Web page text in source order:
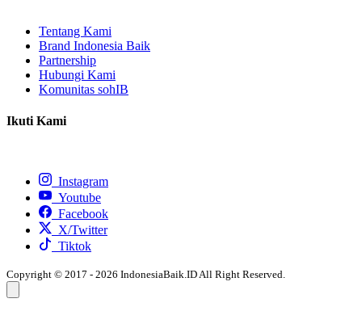
Tentang Kami
Brand Indonesia Baik
Partnership
Hubungi Kami
Komunitas sohIB
Ikuti Kami
Instagram
Youtube
Facebook
X/Twitter
Tiktok
Copyright © 2017 - 2026 IndonesiaBaik.ID All Right Reserved.